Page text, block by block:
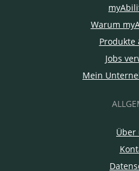
Warum
Produkte
Jobs
Mein
Über